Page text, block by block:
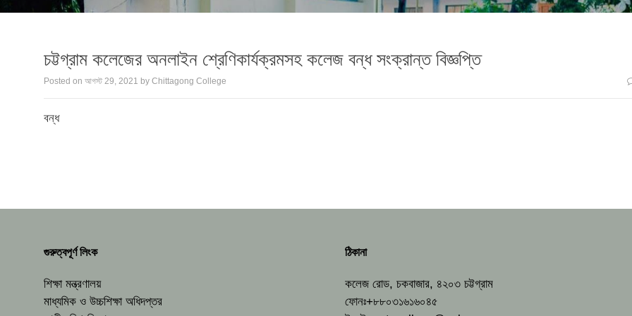
চট্টগ্রাম কলেজের অনলাইন শ্রেণিকার্যক্রমসহ কলেজ বন্ধ সংক্রান্ত বিজ্ঞপ্তি
Posted on আগস্ট 29, 2021 by Chittagong College
বন্ধ
গুরুত্বপূর্ণ লিংক
শিক্ষা মন্ত্রণালয়
মাধ্যমিক ও উচ্চশিক্ষা অধিদপ্তর
ঠিকানা
কলেজ রোড, চকবাজার, ৪২০৩ চট্টগ্রাম
ফোনঃ+৮৮০৩১৬১৬০৪৫